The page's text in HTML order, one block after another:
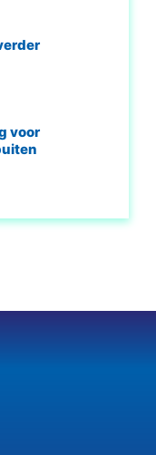
voor